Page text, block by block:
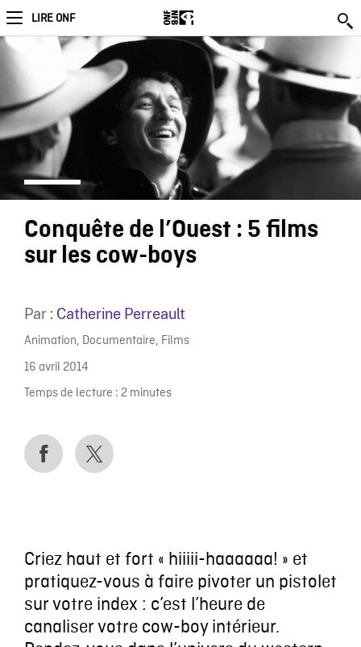
LIRE ONF
Conquête de l’Ouest : 5 films
sur les cow-boys
Par : Catherine Perreault
Animation, Documentaire, Films
16 avril 2014
Temps de lecture : 2 minutes
Criez haut et fort « hiiiii-haaaaaa! » et
pratiquez-vous à faire pivoter un pistolet
sur votre index : c’est l’heure de
canaliser votre cow-boy intérieur.